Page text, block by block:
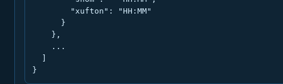
        "xufton": "HH:MM"
      }
    },
    ...
}